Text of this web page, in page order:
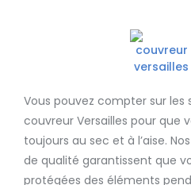
Vous pouvez compter sur les
couvreur Versailles pour que
toujours au sec et à l’aise.
de qualité garantissent que
protégées des éléments